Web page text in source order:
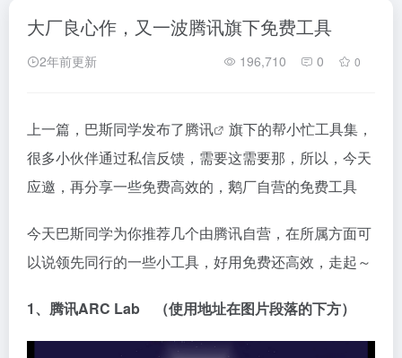
大厂良心作，又一波腾讯旗下免费工具
2年前更新 196,710 0 0
上一篇，巴斯同学发布了腾讯
旗下的帮小忙工具集，
很多小伙伴通过私信反馈，需要这需要那，所以，今天
应邀，再分享一些免费高效的，鹅厂自营的免费工具
今天巴斯同学为你推荐几个由腾讯自营，在所属方面可
以说领先同行的一些小工具，好用免费还高效，走起～
1、腾讯ARC Lab （使用地址在图片段落的下方）